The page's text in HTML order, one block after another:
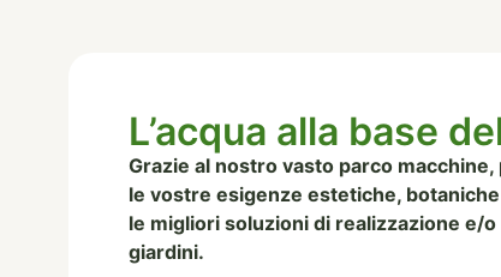
L’acqua alla base
Grazie al nostro vasto parco
le vostre esigenze estetiche,
le migliori soluzioni di realizzazione e/
giardini.